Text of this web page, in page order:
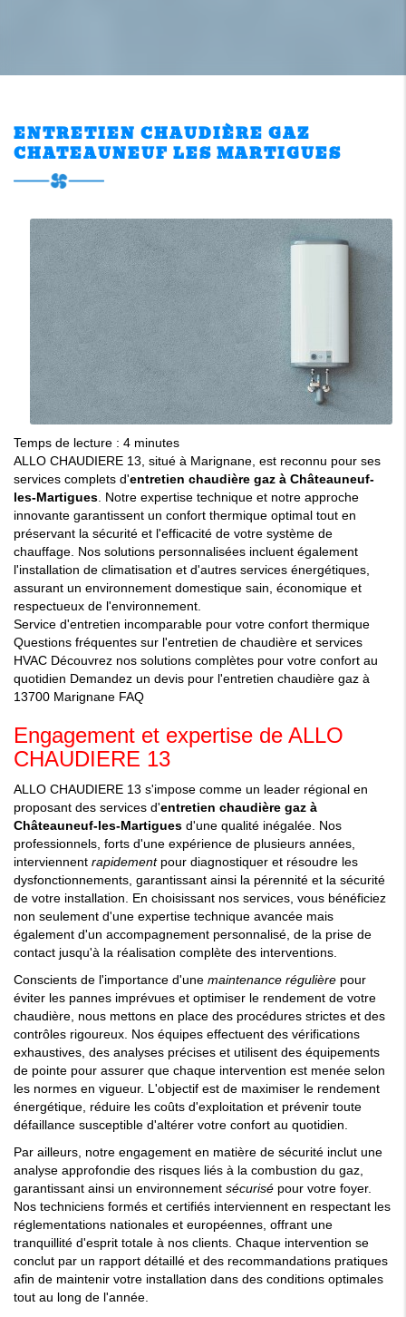
ENTRETIEN CHAUDIÈRE GAZ
CHATEAUNEUF LES MARTIGUES
Temps de lecture : 4 minutes
ALLO CHAUDIERE 13, situé à Marignane, est reconnu pour ses
services complets d'entretien chaudière gaz à Châteauneuf-
les-Martigues. Notre expertise technique et notre approche
innovante garantissent un confort thermique optimal tout en
préservant la sécurité et l'efficacité de votre système de
chauffage. Nos solutions personnalisées incluent également
l'installation de climatisation et d'autres services énergétiques,
assurant un environnement domestique sain, économique et
respectueux de l'environnement.
Service d'entretien incomparable pour votre confort thermique
Questions fréquentes sur l'entretien de chaudière et services
HVAC Découvrez nos solutions complètes pour votre confort au
quotidien Demandez un devis pour l'entretien chaudière gaz à
13700 Marignane FAQ
Engagement et expertise de ALLO
CHAUDIERE 13
ALLO CHAUDIERE 13 s'impose comme un leader régional en
proposant des services d'entretien chaudière gaz à
Châteauneuf-les-Martigues d'une qualité inégalée. Nos
professionnels, forts d'une expérience de plusieurs années,
interviennent rapidementpour diagnostiquer et résoudre les
dysfonctionnements, garantissant ainsi la pérennité et la sécurité
de votre installation. En choisissant nos services, vous bénéficiez
non seulement d'une expertise technique avancée mais
également d'un accompagnement personnalisé, de la prise de
contact jusqu'à la réalisation complète des interventions.
Conscients de l'importance d'une maintenance régulière pour
éviter les pannes imprévues et optimiser le rendement de votre
chaudière, nous mettons en place des procédures strictes et des
contrôles rigoureux. Nos équipes effectuent des vérifications
exhaustives, des analyses précises et utilisent des équipements
de pointe pour assurer que chaque intervention est menée selon
les normes en vigueur. L'objectif est de maximiser le rendement
énergétique, réduire les coûts d'exploitation et prévenir toute
défaillance susceptible d'altérer votre confort au quotidien.
Par ailleurs, notre engagement en matière de sécurité inclut une
analyse approfondie des risques liés à la combustion du gaz,
garantissant ainsi un environnement sécurisé pour votre foyer.
Nos techniciens formés et certifiés interviennent en respectant les
réglementations nationales et européennes, offrant une
tranquillité d'esprit totale à nos clients. Chaque intervention se
conclut par un rapport détaillé et des recommandations pratiques
afin de maintenir votre installation dans des conditions optimales
tout au long de l'année.